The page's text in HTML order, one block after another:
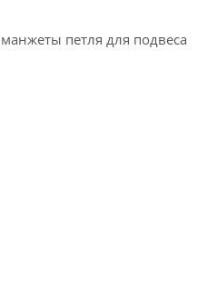
петля для подвеса